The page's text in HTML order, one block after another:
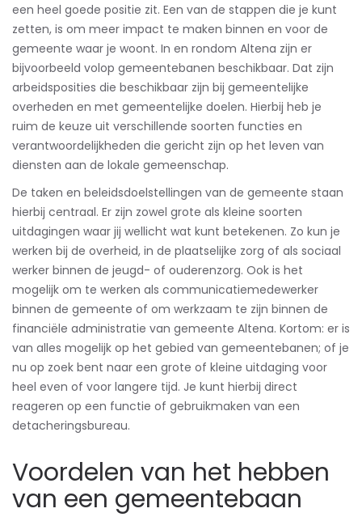
een heel goede positie zit. Een van de stappen die je kunt
zetten, is om meer impact te maken binnen en voor de
gemeente waar je woont. In en rondom Altena zijn er
bijvoorbeeld volop gemeentebanen beschikbaar. Dat zijn
arbeidsposities die beschikbaar zijn bij gemeentelijke
overheden en met gemeentelijke doelen. Hierbij heb je
ruim de keuze uit verschillende soorten functies en
verantwoordelijkheden die gericht zijn op het leven van
diensten aan de lokale gemeenschap.
De taken en beleidsdoelstellingen van de gemeente staan
hierbij centraal. Er zijn zowel grote als kleine soorten
uitdagingen waar jij wellicht wat kunt betekenen. Zo kun je
werken bij de overheid, in de plaatselijke zorg of als sociaal
werker binnen de jeugd- of ouderenzorg. Ook is het
mogelijk om te werken als communicatiemedewerker
binnen de gemeente of om werkzaam te zijn binnen de
financiële administratie van gemeente Altena. Kortom: er is
van alles mogelijk op het gebied van gemeentebanen; of je
nu op zoek bent naar een grote of kleine uitdaging voor
heel even of voor langere tijd. Je kunt hierbij direct
reageren op een functie of gebruikmaken van een
detacheringsbureau.
Voordelen van het hebben
van een gemeentebaan